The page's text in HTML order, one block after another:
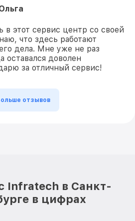
в этот сервис центр со своей
что здесь работают
дела. Мне уже не раз
оставался доволен
за отличный сервис!
отзывов
Infratech в Санкт-
в цифрах